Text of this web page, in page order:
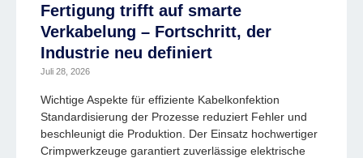
Fertigung trifft auf smarte
Verkabelung – Fortschritt, der
Industrie neu definiert
Juli 28, 2026
Wichtige Aspekte für effiziente Kabelkonfektion
Standardisierung der Prozesse reduziert Fehler und
beschleunigt die Produktion. Der Einsatz hochwertiger
Crimpwerkzeuge garantiert zuverlässige elektrische